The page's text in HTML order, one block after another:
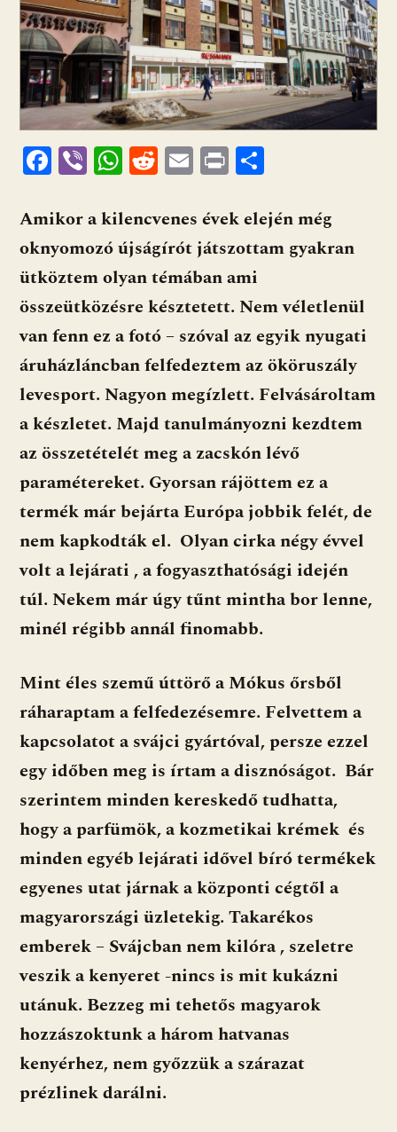
F
e
b
o
o
k
Vi
er
W
at
s
A
p
p
R
d
di
t
E
ai
l
Pr
t za
m
g
Amikor a kilencvenes évek elején még
oknyomozó újságírót játszottam gyakran
ütköztem olyan témában ami
összeütközésre késztetett. Nem véletlenül
van fenn ez a fotó – szóval az egyik nyugati
áruházláncban felfedeztem az ököruszály
levesport. Nagyon megízlett. Felvásároltam
a készletet. Majd tanulmányozni kezdtem
az összetételét meg a zacskón lévő
paramétereket. Gyorsan rájöttem ez a
termék már bejárta Európa jobbik felét, de
nem kapkodták el. Olyan cirka négy évvel
volt a lejárati , a fogyaszthatósági idején
túl. Nekem már úgy tűnt mintha bor lenne,
minél régibb annál finomabb.
Mint éles szemű úttörő a Mókus őrsből
ráharaptam a felfedezésemre. Felvettem a
kapcsolatot a svájci gyártóval, persze ezzel
egy időben meg is írtam a disznóságot. Bár
szerintem minden kereskedő tudhatta,
hogy a parfümök, a kozmetikai krémek és
minden egyéb lejárati idővel bíró termékek
egyenes utat járnak a központi cégtől a
magyarországi üzletekig. Takarékos
emberek – Svájcban nem kilóra , szeletre
veszik a kenyeret -nincs is mit kukázni
utánuk. Bezzeg mi tehetős magyarok
hozzászoktunk a három hatvanas
kenyérhez, nem győzzük a szárazat
prézlinek darálni.